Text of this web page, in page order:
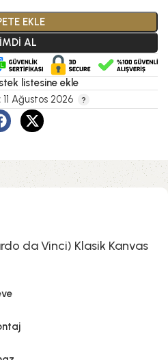
EKLE
AL
listesine ekle
11 Ağustos 2026
da Vinci) Klasik Kanvas